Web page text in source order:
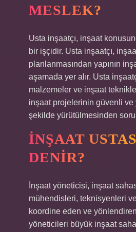
MESLEK?
Usta inşaatçı, inşaat
bir işçidir. Usta inşaatçı,
planlanmasından yapının
aşamada yer alır. Usta
malzemeler ve inşaat
inşaat projelerinin güvenli
şekilde yürütülmesinden
İNŞAAT
DENIR?
İnşaat yöneticisi, inşaat
mühendisleri, teknisyenleri
koordine eden ve
yöneticileri büyük inşaat